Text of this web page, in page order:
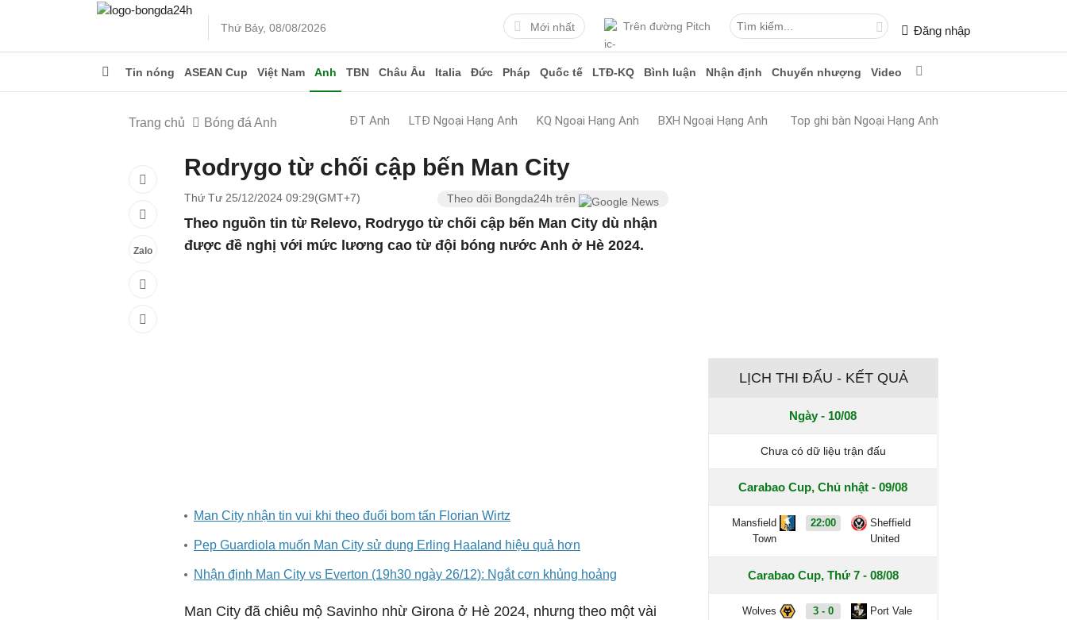
Thứ Bảy, 08/08/2026 Mới nhất Trên đường Pitch Đăng nhập
Tin nóng ASEAN Cup Việt Nam Anh TBN Châu Âu Italia Đức Pháp Quốc tế LTĐ-KQ Bình luận Nhận định Chuyển nhượng Video
Trang chủ Bóng đá Anh ĐT Anh LTĐ Ngoại Hạng Anh KQ Ngoại Hạng Anh BXH Ngoại Hạng Anh Top ghi bàn Ngoại Hạng Anh
Zalo
Rodrygo từ chối cập bến Man City
Thứ Tư 25/12/2024 09:29(GMT+7) Theo dõi Bongda24h trên
Theo nguồn tin từ Relevo, Rodrygo từ chối cập bến Man City dù nhận
được đề nghị với mức lương cao từ đội bóng nước Anh ở Hè 2024.
Man City nhận tin vui khi theo đuổi bom tấn Florian Wirtz
Pep Guardiola muốn Man City sử dụng Erling Haaland hiệu quả hơn
Nhận định Man City vs Everton (19h30 ngày 26/12): Ngắt cơn khủng hoảng
Man City đã chiêu mộ Savinho nhừ Girona ở Hè 2024, nhưng theo một vài
LỊCH THI ĐẤU - KẾT QUẢ
Ngày - 10/08
Chưa có dữ liệu trận đấu
Carabao Cup, Chủ nhật - 09/08
Mansfield
Town
22:00
Sheffield
United
Carabao Cup, Thứ 7 - 08/08
Wolves 3 - 0 Port Vale